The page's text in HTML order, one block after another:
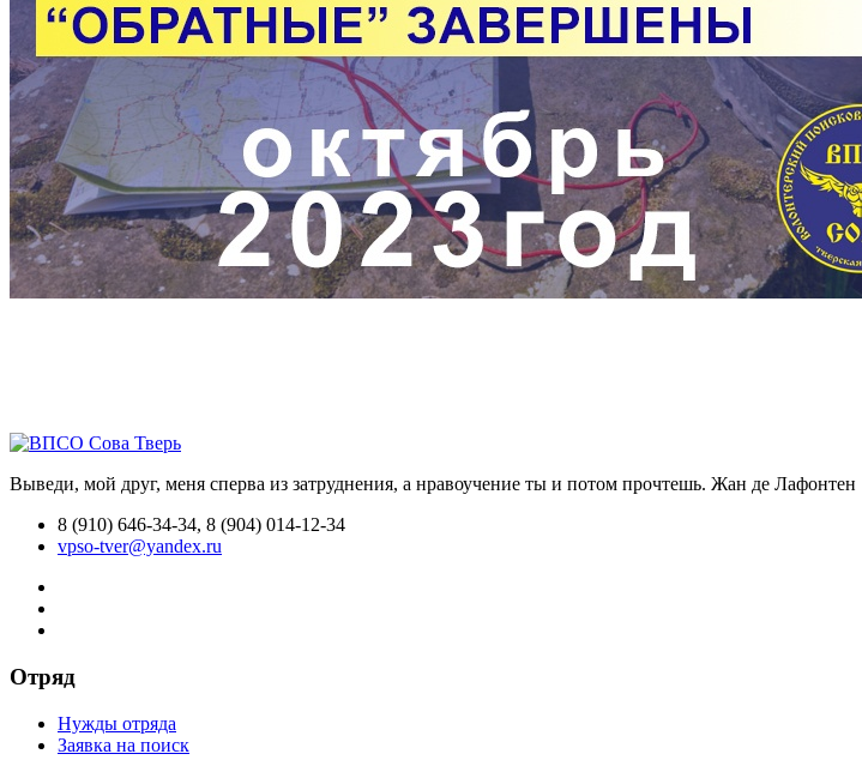
Выведи, мой друг, меня сперва из затруднения, а нравоучение ты и потом прочтешь. Жан де Лафонтен
8 (910) 646-34-34, 8 (904) 014-12-34
vpso-tver@yandex.ru
Отряд
Нужды отряда
Заявка на поиск